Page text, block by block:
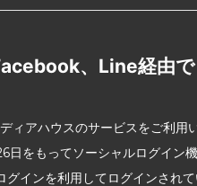
、Line経由
ィアハウスのサービスをご利用
日をもってソーシャルログイン機
グインを利用してログインされ